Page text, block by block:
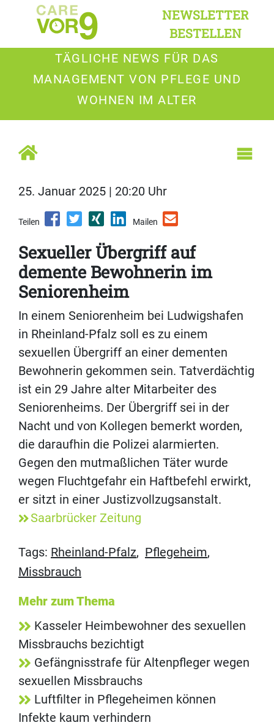
NEWSLETTER
BESTELLEN
TÄGLICHE NEWS FÜR DAS
MANAGEMENT VON PFLEGE UND
WOHNEN IM ALTER
25. Januar 2025 | 20:20 Uhr
Teilen Mailen
Sexueller Übergriff auf
demente Bewohnerin im
Seniorenheim
In einem Seniorenheim bei Ludwigshafen
in Rheinland-Pfalz soll es zu einem
sexuellen Übergriff an einer dementen
Bewohnerin gekommen sein. Tatverdächtig
ist ein 29 Jahre alter Mitarbeiter des
Seniorenheims. Der Übergriff sei in der
Nacht und von Kollegen bemerkt worden,
die daraufhin die Polizei alarmierten.
Gegen den mutmaßlichen Täter wurde
wegen Fluchtgefahr ein Haftbefehl erwirkt,
er sitzt in einer Justizvollzugsanstalt.
Saarbrücker Zeitung
Tags: Rheinland-Pfalz, Pflegeheim,
Missbrauch
Mehr zum Thema
Kasseler Heimbewohner des sexuellen
Missbrauchs bezichtigt
Gefängnisstrafe für Altenpfleger wegen
sexuellen Missbrauchs
Luftfilter in Pflegeheimen können
Infekte kaum verhindern